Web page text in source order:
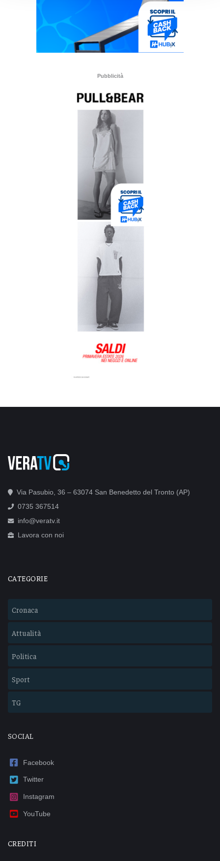
Pubblicità
Via Pasubio, 36 – 63074 San Benedetto del Tronto (AP)
0735 367514
info@veratv.it
Lavora con noi
CATEGORIE
Cronaca
Attualità
Politica
Sport
TG
SOCIAL
Facebook
Twitter
Instagram
YouTube
CREDITI